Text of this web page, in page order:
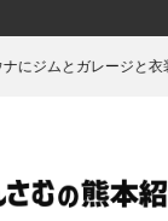
屋・・・たぶん熊本